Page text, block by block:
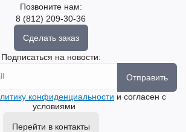
Позвоните нам:
8 (812) 209-30-36
Сделать заказ
Подписаться на новости:
Отправить
конфиденциальности и согласен с
условиями
Перейти в контакты